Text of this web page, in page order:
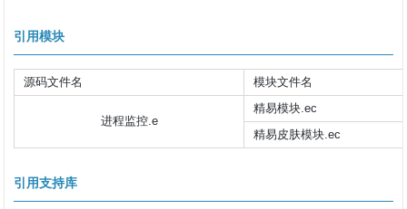
引用模块
源码文件名 模块文件名
进程监控.e
精易模块.ec
精易皮肤模块.ec
引用支持库